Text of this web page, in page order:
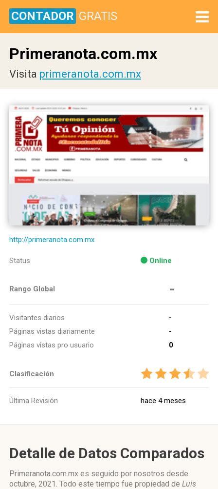
CONTADOR GRATIS
Primeranota.com.mx
Visita primeranota.com.mx
http://primeranota.com.mx
Status Online
Rango Global -
Visitantes diarios
-
Páginas vistas diariamente
-
Páginas vistas pro usuario
0
Clasificación
Última Revisión hace 4 meses
Detalle de Datos Comparados
Primeranota.com.mx es seguido por nosotros desde
octubre, 2021. Todo este tiempo fue propiedad de Luis